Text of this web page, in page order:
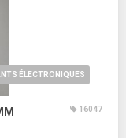
ÉLECTRONIQUES
16047